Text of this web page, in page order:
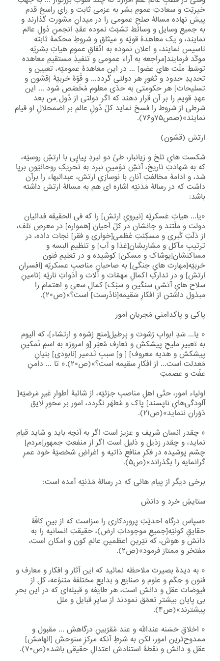
خیریّت و سعادتِ عمومِ بشر به عزمی ثابت و رایِ راسخ قدم
پیش نهاده مسالۀ صلحِ عمومی را در میدانِ مشورت گذارند و
به جمیعِ وسایل و وسائط تشبّث نموده عقدِ انجمنِ دُولِ عالم
نمایند، و یک معاهدۀ قویّه و میثاق و شروطِ محکمۀ ثابته
تاسیس نمایند، و اعلان نموده به اتّفاقِ عمومِ هیاتِ بشریّه
موکّد فرمایند[مراجعه به آراء عمومی و تنفیذِ مستقیمِ معاهده
توسّطِ ملّت هایِ عضو] ... در این معاهدۀ عمومیّه، تعیین و
تحدیدِ حدود و ثغورِ هر دولتی گردد... و قُوّۀ حَربیّۀ [قشون و
تسلیحات] هر حکومتی به حدّی معلوم مُخَصّص شود ... این
عهدِ قویم را بر آن قرار دهند که اگر دولتی از دُول ِمن بعد
شرطی از شروط را فسخ نماید کلِّ دُولِ عالم بر اضمحلالِ او قیام
نمایند»(صص۷۵و۷۶).
ارتش (قشون)
شکست هایِ تلخ و زیانبار، طیِّ دو نبردِ پیاپِی با ارتشِ روسیّه،
که به شهادتِ تاریخ، آتشِ دوّمینِ نبرد به تحریکِ روحانیّون برپا
شد، و ادامۀ مخالفتِ آنان با نوسازیِ ارتش، عبدالبهاء را برآن
داشت که در رسالۀ مَدَنیّه اشاره ای هم به مسالۀ ارتش داشته
باشد:
«یا... هیاتِ عَسکریّه [نیرویِ ارتش] را که فی الحقیقه فدائیان
دولت و ملّتند و جانشان در کلِّ اَحیان [همواره] در معرضِ تلف،
از ذلّتِ کُبری و مسکِنتِ عُظمی[خواری و فقر] نجات داده، در
ترتیبِ مآکل و مشاربشان[غذا و آب] و تنظیمِ البسه و
مساکنشان[پوشاک و مسکن] کوشیده و در تعلیمِ فنون
حَربیّه[مهارت هایِ جنگی] به صاحبانِ مناصبِ عسکریّه [افسرانِ
ارتش] و در تدارکِ اکمالِ مهمّات و آلات و اَدَواتِ ناریّه [تامینِ
سلاح هایِ آتشیِ سنگین و سبُک] کمالِ سعی و اهتمام را
مبذول داشتن از افکارِ سَقیمه[نادُرست] است؟»(ص۲۰).
پاکی و پاکدامنیِ مُجریانِ امور
« یا... سَدِ ابوابِ رُشوت و بِرطیل[منعِ رُشوه و ارتشاء]، که اَلیوم
به تعبیرِ ملیحِ پیشکش و تعارف مُعبّر [و امروزه به اسمِ نَمکینِ
پیشکش و هدیه معروف] [ و] سببِ تَدمیر [نابودی] بنیانِ
مَعدلت است... از افکارِ سقیمه است؟»(ص۲۰).« تا ... دامنِ
عفّت و عصمتِ
اولیاء امور، حتّی اهلِ مناصبِ جزئیّه، از شائبۀ اَطوارِ غیرِ مَرضیّه[
آلودگی‌هایِ ناپسند] پاک و مُطهَر نگردد، امور بر محورِ لایق
دَوَران ننماید»(ص۲۱).
« چقدر انسان شریف و عزیز است اگر به آنچه باید و شاید قیام
نماید، و چقدر رَذیل و ذلیل است اگر از منفعتِ جمهور[مردم]
چشم پوشیده در فکرِ منافعِ ذاتیه و اغراضِ شخصیّۀ خود عمرِ
گرانمایه را بگذراند»(ص۵).
برخی دیگر از پیام هائی که در رسالۀ مَدَنیّه آمده است:
ستایشِ خرد و دانش
«سپاس درگاهِ احدیّتِ پروردکاری را سزاست که از بینِ کافّۀ
حقایقِ کونیّه[جمیعِ موجوداتِ ارض)، حقیقتِ انسانیه را به
دانش و هوش، که نیّرینِ اعظمینِ عالمِ کون و امکان است،
مفتخر و ممتاز فرمود»(ص۲).
« به دیدۀ بصیرت ملاحظه نمائید که این آثار و افکار و معارف و
فنون و حِکَم و علوم و صنایع و بدایعِ مختلفۀ متنوّعه، کل از
فیوضات عقل و دانش است، هر طایفه و قبیله‌ای که در این بحرِ
بی پایان بیشتر تعمّق نمودند از سایرِ قبایل و ملل
پیشترند»(ص۴).
« اخلاقِ حَسَنه عندالله و عند مُقرّبینِ درگاهش ... مقبول و
ممدوح‌ترین امور، لکن به شرطِ آنکه مرکزِ سنوحش [الهامش]
عقل و دانش و نقطۀ استنادش اعتدالِ حقیقی باشد»(ص۷۰).